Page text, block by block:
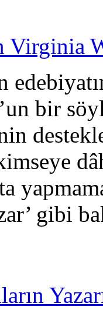
Virginia
bir
gibi